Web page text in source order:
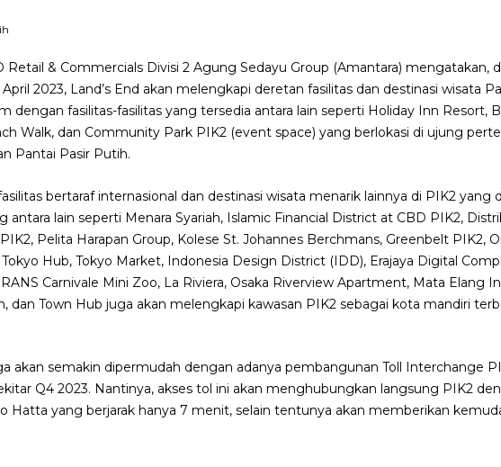
Retail & Commercials Divisi 2 Agung Sedayu Group (Amantara) mengatakan,
2023, Land’s End akan melengkapi deretan fasilitas dan destinasi wisata
dengan fasilitas-fasilitas yang tersedia antara lain seperti Holiday Inn Resort,
Walk, dan Community Park PIK2 (event space) yang berlokasi di ujung
Pantai Pasir Putih.
bertaraf internasional dan destinasi wisata menarik lainnya di PIK2 yang
antara lain seperti Menara Syariah, Islamic Financial District at CBD PIK2,
Pelita Harapan Group, Kolese St. Johannes Berchmans, Greenbelt PIK2,
Hub, Tokyo Market, Indonesia Design District (IDD), Erajaya Digital
Carnivale Mini Zoo, La Riviera, Osaka Riverview Apartment, Mata Elang
dan Town Hub juga akan melengkapi kawasan PIK2 sebagai kota mandiri
akan semakin dipermudah dengan adanya pembangunan Toll Interchange
Q4 2023. Nantinya, akses tol ini akan menghubungkan langsung PIK2
Hatta yang berjarak hanya 7 menit, selain tentunya akan memberikan